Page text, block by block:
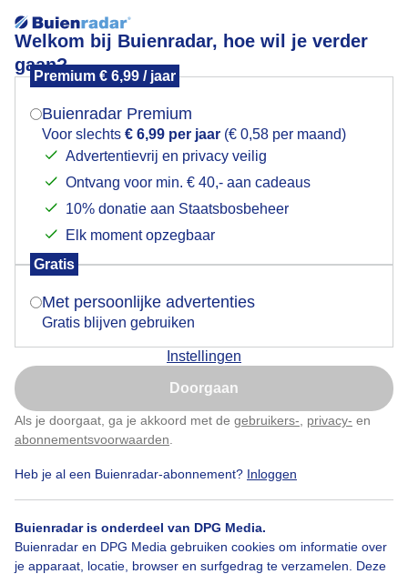
Welkom bij Buienradar, hoe wil je verder
gaan?
Premium € 6,99 / jaar
Buienradar Premium
Voor slechts € 6,99 per jaar (€ 0,58 per maand)
Advertentievrij en privacy veilig
Ontvang voor min. € 40,- aan cadeaus
10% donatie aan Staatsbosbeheer
Elk moment opzegbaar
Gratis
Met persoonlijke advertenties
Gratis blijven gebruiken
Instellingen
Doorgaan
Als je doorgaat, ga je akkoord met de gebruikers- privacy- en
abonnementsvoorwaarden
Heb je al een Buienradar-abonnement? Inloggen
Buienradar is onderdeel van DPG Media.
Buienradar en DPG Media gebruiken cookies om informatie over
je apparaat, locatie, browser en surfgedrag te verzamelen. Deze
Overwegend bewolkt en rustigweer
Door: ria brasser Gemaakt: 14-10-2025, 42x bekeken
Overwegendbewolkt Rustigweer
Bekijk slideshow
Mogen we je locatie gebruiken voor het
Indien je hier nog geen akkoord op hebt gegeven,
verschijnt er zo een pop-up uit je browser waarin
Is goed, toon de popup
Nu niet, misschien later
Klik hierom dit aan te passen